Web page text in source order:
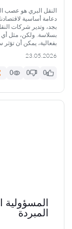
النقل البري هو عصب
دعامة أساسية
بجد، وتدير شركات
بسلاسة. ولكن، مثل أي
بفعالية، يمكن أن
23.05.2026
0
0
0
المسؤولية
المبردة